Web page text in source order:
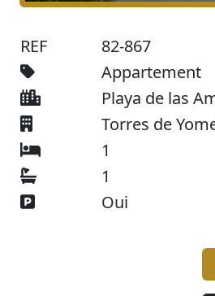
REF
82-867
Appartement
Playa de las
Torres de
1
1
Oui